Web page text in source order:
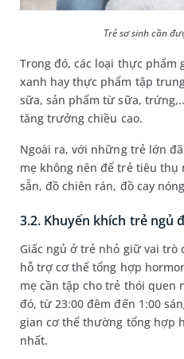
Trẻ sơ sinh cần
Trong đó, các loại thực
xanh hay thực phẩm tập
sữa, sản phẩm từ sữa,
tăng trưởng chiều cao.
Ngoài ra, với những trẻ lớn
mẹ không nên để trẻ tiêu
sẵn, đồ chiên rán, đồ cay
3.2. Khuyến khích trẻ ngủ
Giấc ngủ ở trẻ nhỏ giữ vai
hỗ trợ cơ thể tổng hợp
mẹ cần tập cho trẻ thói quen
đó, từ 23:00 đêm đến 1:00
gian cơ thể thường tổng hợp
nhất.